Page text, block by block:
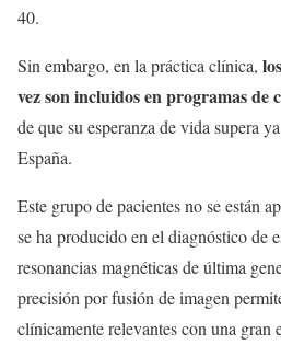
40.
Sin embargo, en la práctica clínica,
vez son incluidos en programas de
de que su esperanza de vida supera
España.
Este grupo de pacientes no se están
se ha producido en el diagnóstico de
resonancias magnéticas de última
precisión por fusión de imagen
clínicamente relevantes con una gran